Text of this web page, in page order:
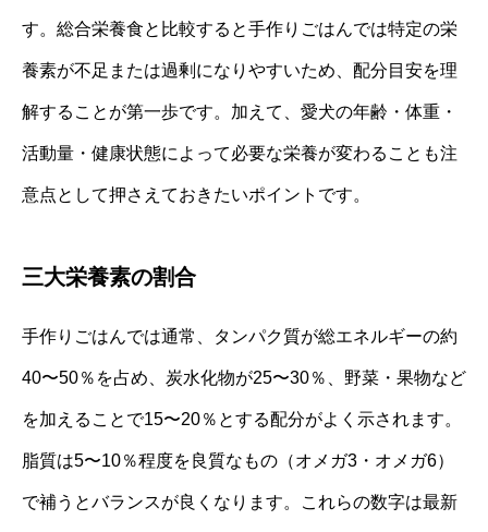
す。総合栄養食と比較すると手作りごはんでは特定の栄
養素が不足または過剰になりやすいため、配分目安を理
解することが第一歩です。加えて、愛犬の年齢・体重・
活動量・健康状態によって必要な栄養が変わることも注
意点として押さえておきたいポイントです。
三大栄養素の割合
手作りごはんでは通常、タンパク質が総エネルギーの約
40〜50％を占め、炭水化物が25〜30％、野菜・果物など
を加えることで15〜20％とする配分がよく示されます。
脂質は5〜10％程度を良質なもの（オメガ3・オメガ6）
で補うとバランスが良くなります。これらの数字は最新